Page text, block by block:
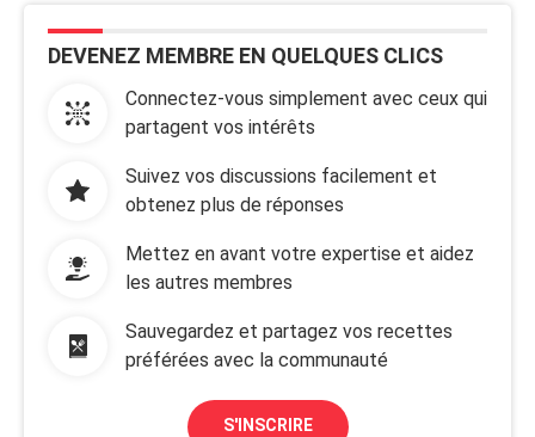
DEVENEZ MEMBRE EN QUELQUES CLICS
Connectez-vous simplement avec ceux qui
partagent vos intérêts
Suivez vos discussions facilement et
obtenez plus de réponses
Mettez en avant votre expertise et aidez
les autres membres
Sauvegardez et partagez vos recettes
préférées avec la communauté
S'INSCRIRE